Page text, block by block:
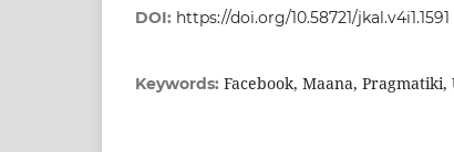
DOI: https://doi.org/10.58721/jkal.v4i1.1591
Keywords: Facebook, Maana, Pragmatiki,